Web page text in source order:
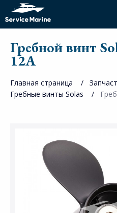
Гребной винт
12A
Главная страница
Гребные винты Solas